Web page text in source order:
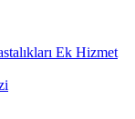
Ek Hizmet